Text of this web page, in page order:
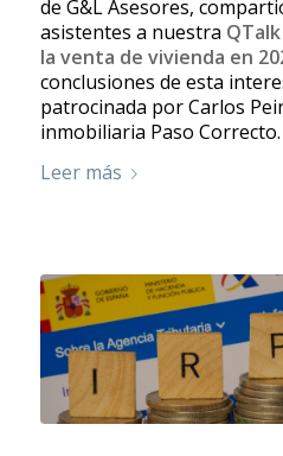
de G&L Asesores,
asistentes a nuestra QTalk
la venta de vivienda en
conclusiones de esta
patrocinada por Carlos
inmobiliaria Paso Correcto.
Leer más